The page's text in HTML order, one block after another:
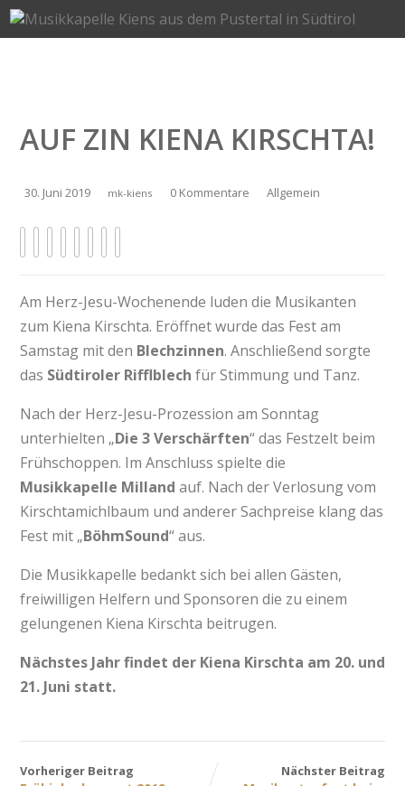
AUF ZIN KIENA KIRSCHTA!
30. Juni 2019 mk-kiens 0 Kommentare Allgemein
Am Herz-Jesu-Wochenende luden die Musikanten
zum Kiena Kirschta. Eröffnet wurde das Fest am
Samstag mit den Blechzinnen. Anschließend sorgte
das Südtiroler Rifflblech für Stimmung und Tanz.
Nach der Herz-Jesu-Prozession am Sonntag
unterhielten „Die 3 Verschärften“ das Festzelt beim
Frühschoppen. Im Anschluss spielte die
Musikkapelle Milland auf. Nach der Verlosung vom
Kirschtamichlbaum und anderer Sachpreise klang das
Fest mit „BöhmSound“ aus.
Die Musikkapelle bedankt sich bei allen Gästen,
freiwilligen Helfern und Sponsoren die zu einem
gelungenen Kiena Kirschta beitrugen.
Nächstes Jahr findet der Kiena Kirschta am 20. und
21. Juni statt.
Vorheriger Beitrag Nächster Beitrag